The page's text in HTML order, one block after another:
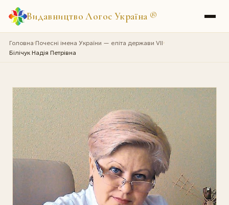
Видавництво Логос Україна ®
Головна›Почесні імена України — еліта держави VII›
Білічук Надія Петрівна